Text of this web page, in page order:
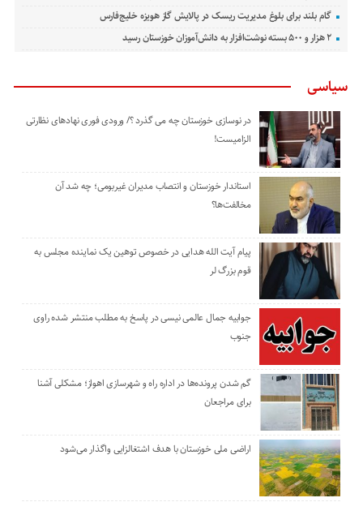
گام بلند برای بلوغ مدیریت ریسک در پالایش گاز هویزه خلیج‌فارس
۲ هزار و ۵۰۰ بسته نوشت‌افزار به دانش‌آموزان خوزستان رسید
سیاسی
در نوسازی خوزستان چه می گذرد ؟/ ورودی فوری نهادهای نظارتی
الزامیست!
استاندار خوزستان و انتصاب مدیران غیربومی؛ چه شد آن
مخالفت‌ها؟
پیام آیت الله هدایی در خصوص توهین یک نماینده مجلس به
قوم بزرگ لر
جوابیه جمال عالمی نیسی در پاسخ به مطلب منتشر شده راوی
جنوب
گم شدن پرونده‌ها در اداره راه و شهرسازی اهواز؛ مشکلی آشنا
برای مراجعان
اراضی ملی خوزستان با هدف اشتغالزایی واگذار می‌شود